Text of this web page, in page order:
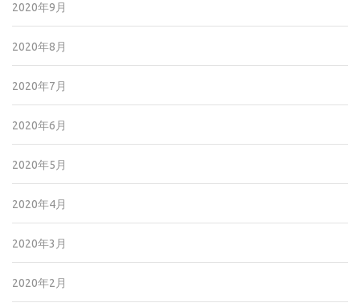
2020年9月
2020年8月
2020年7月
2020年6月
2020年5月
2020年4月
2020年3月
2020年2月